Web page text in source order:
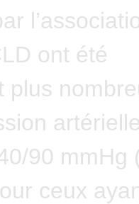
ont été
plus
90 mmHg
ceux